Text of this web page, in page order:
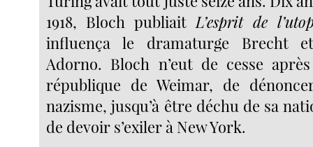
1918, Bloch publiait L’esprit de
influença le dramaturge Brecht
Adorno. Bloch n’eut de cesse
république de Weimar, de
nazisme, jusqu’à être déchu de sa
de devoir s’exiler à New York.